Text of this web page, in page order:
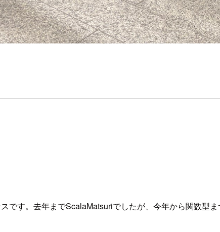
です。去年までScalaMatsuriでしたが、今年から関数型ま